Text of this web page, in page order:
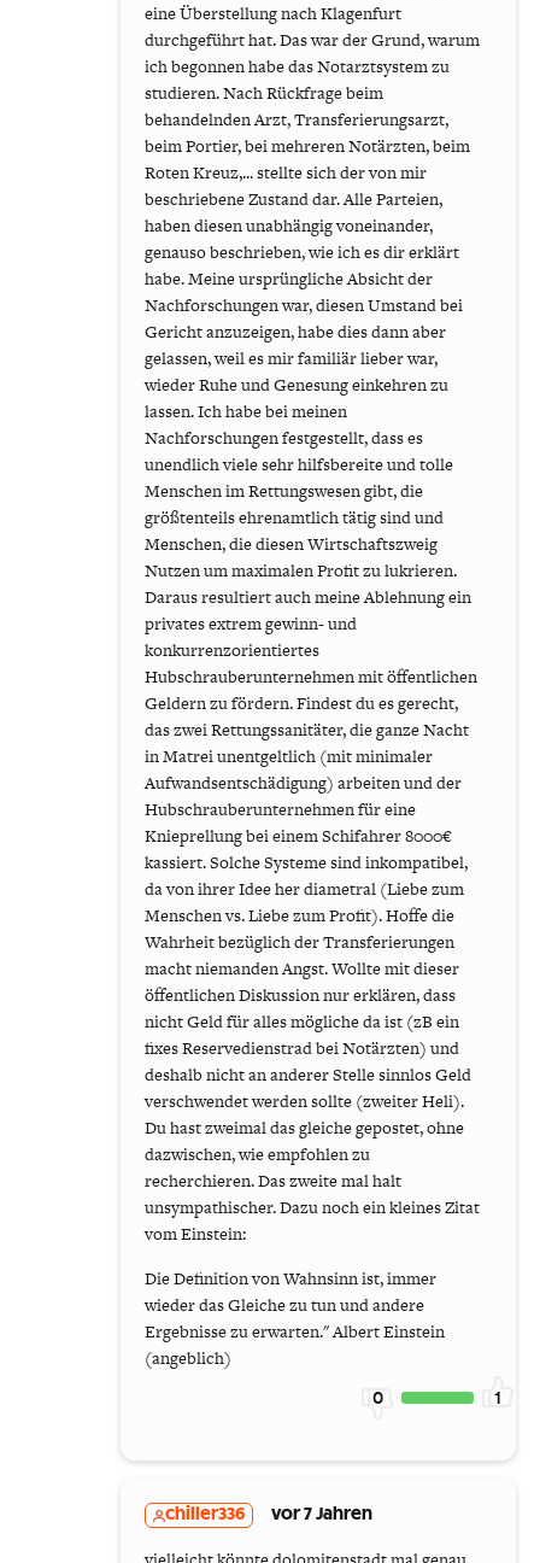
eine Überstellung nach Klagenfurt
durchgeführt hat. Das war der Grund, warum
ich begonnen habe das Notarztsystem zu
studieren. Nach Rückfrage beim
behandelnden Arzt, Transferierungsarzt,
beim Portier, bei mehreren Notärzten, beim
Roten Kreuz,... stellte sich der von mir
beschriebene Zustand dar. Alle Parteien,
haben diesen unabhängig voneinander,
genauso beschrieben, wie ich es dir erklärt
habe. Meine ursprüngliche Absicht der
Nachforschungen war, diesen Umstand bei
Gericht anzuzeigen, habe dies dann aber
gelassen, weil es mir familiär lieber war,
wieder Ruhe und Genesung einkehren zu
lassen. Ich habe bei meinen
Nachforschungen festgestellt, dass es
unendlich viele sehr hilfsbereite und tolle
Menschen im Rettungswesen gibt, die
größtenteils ehrenamtlich tätig sind und
Menschen, die diesen Wirtschaftszweig
Nutzen um maximalen Profit zu lukrieren.
Daraus resultiert auch meine Ablehnung ein
privates extrem gewinn- und
konkurrenzorientiertes
Hubschrauberunternehmen mit öffentlichen
Geldern zu fördern. Findest du es gerecht,
das zwei Rettungssanitäter, die ganze Nacht
in Matrei unentgeltlich (mit minimaler
Aufwandsentschädigung) arbeiten und der
Hubschrauberunternehmen für eine
Knieprellung bei einem Schifahrer 8000€
kassiert. Solche Systeme sind inkompatibel,
da von ihrer Idee her diametral (Liebe zum
Menschen vs. Liebe zum Profit). Hoffe die
Wahrheit bezüglich der Transferierungen
macht niemanden Angst. Wollte mit dieser
öffentlichen Diskussion nur erklären, dass
nicht Geld für alles mögliche da ist (zB ein
fixes Reservedienstrad bei Notärzten) und
deshalb nicht an anderer Stelle sinnlos Geld
verschwendet werden sollte (zweiter Heli).
Du hast zweimal das gleiche gepostet, ohne
dazwischen, wie empfohlen zu
recherchieren. Das zweite mal halt
unsympathischer. Dazu noch ein kleines Zitat
vom Einstein:
Die Definition von Wahnsinn ist, immer
wieder das Gleiche zu tun und andere
Ergebnisse zu erwarten." Albert Einstein
(angeblich)
0 1
chiller336 vor 7 Jahren